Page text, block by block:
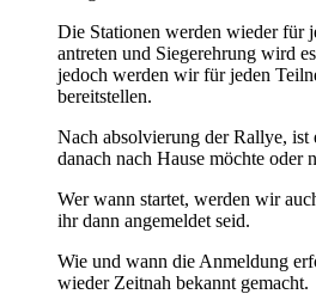
Die Stationen werden wieder für
antreten und Siegerehrung wird
jedoch werden wir für jeden
bereitstellen.
Nach absolvierung der Rallye, ist
danach nach Hause möchte oder
Wer wann startet, werden wir
ihr dann angemeldet seid.
Wie und wann die Anmeldung
wieder Zeitnah bekannt gemacht.